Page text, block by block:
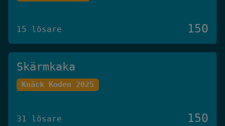
15 lösare 150
Skärmkaka
Knäck Koden 2025
31 lösare 150